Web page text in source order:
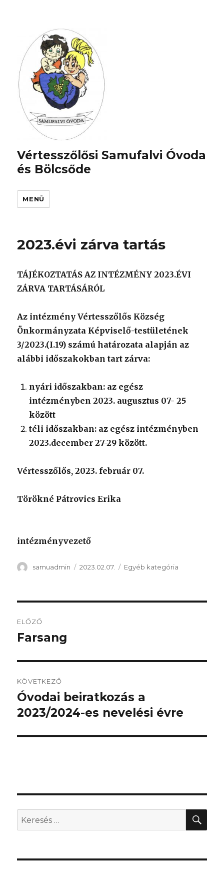
Vértesszőlősi Samufalvi Óvoda
és Bölcsőde
MENÜ
2023.évi zárva tartás
TÁJÉKOZTATÁS AZ INTÉZMÉNY 2023.ÉVI
ZÁRVA TARTÁSÁRÓL
Az intézmény Vértesszőlős Község
Önkormányzata Képviselő-testületének
3/2023.(I.19) számú határozata alapján az
alábbi időszakokban tart zárva:
nyári időszakban: az egész
intézményben 2023. augusztus 07- 25
között
téli időszakban: az egész intézményben
2023.december 27-29 között.
Vértesszőlős, 2023. február 07.
Törökné Pátrovics Erika
intézményvezető
Szerző
samuadmin Közzétéve
2023.02.07. Kategória
Egyéb kategória
navigáció
ELŐZŐ
Korábbi
Farsang
KÖVETKEZŐ
Következő
bejegyzés:
Óvodai beiratkozás a
2023/2024-es nevelési évre
Keresés
a
kifejezésre: